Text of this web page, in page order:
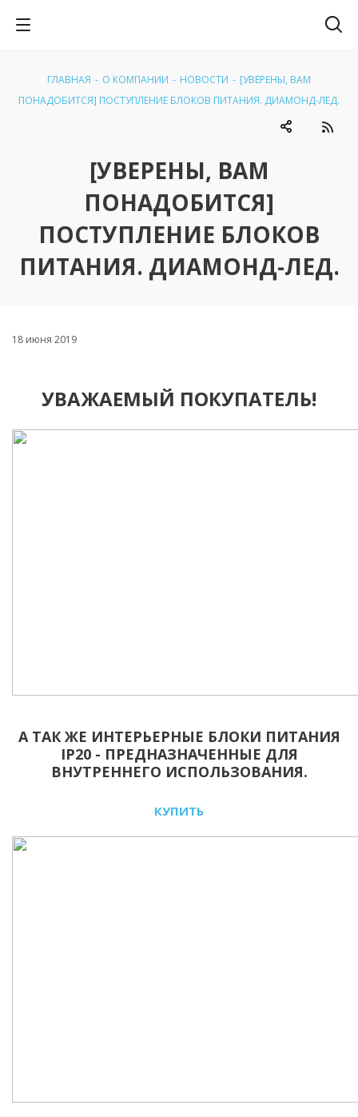
ГЛАВНАЯ - О КОМПАНИИ - НОВОСТИ - [УВЕРЕНЫ, ВАМ
ПОНАДОБИТСЯ] ПОСТУПЛЕНИЕ БЛОКОВ ПИТАНИЯ. ДИАМОНД-ЛЕД.
[УВЕРЕНЫ, ВАМ
ПОНАДОБИТСЯ]
ПОСТУПЛЕНИЕ БЛОКОВ
ПИТАНИЯ. ДИАМОНД-ЛЕД.
18 июня 2019
УВАЖАЕМЫЙ ПОКУПАТЕЛЬ!
А ТАК ЖЕ ИНТЕРЬЕРНЫЕ БЛОКИ ПИТАНИЯ
IP20 - ПРЕДНАЗНАЧЕННЫЕ ДЛЯ
ВНУТРЕННЕГО ИСПОЛЬЗОВАНИЯ.
КУПИТЬ